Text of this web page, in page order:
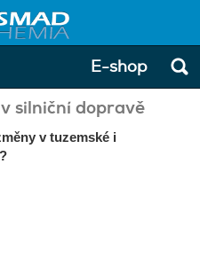
silniční dopravě
v tuzemské i
E-shop